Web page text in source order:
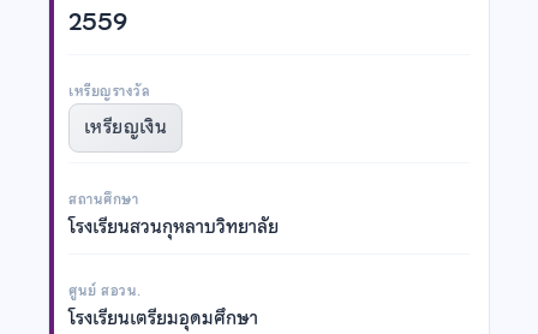
2559
เหรียญรางวัล
เหรียญเงิน
สถานศึกษา
โรงเรียนสวนกุหลาบวิทยาลัย
ศูนย์ สอวน.
โรงเรียนเตรียมอุดมศึกษา